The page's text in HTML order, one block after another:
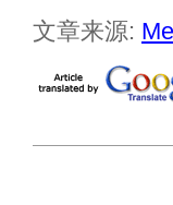
文章来源: